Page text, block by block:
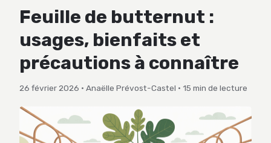
DÉCO
JARDINAGE
Feuille de butternut :
usages, bienfaits et
précautions à connaître
26 février 2026 · Anaëlle Prévost-Castel · 15 min de lecture